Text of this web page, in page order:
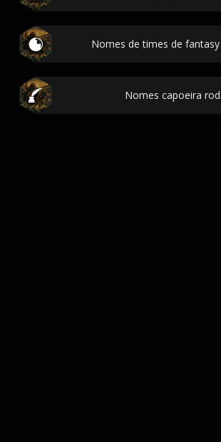
Nomes de times de fantasy
Nomes capoeira